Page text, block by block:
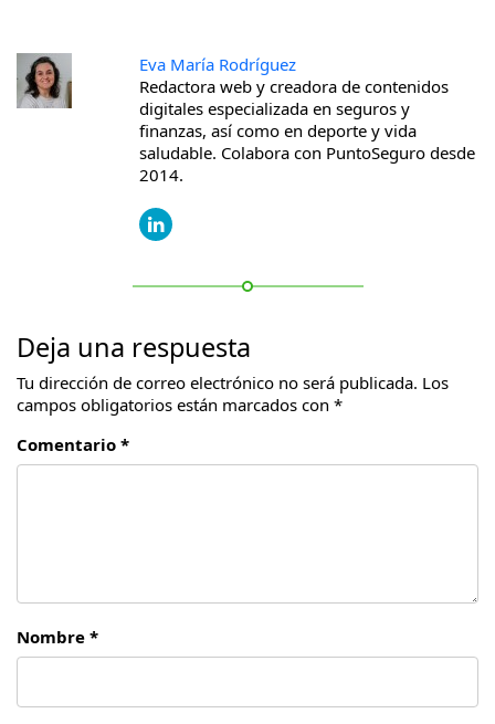
Eva María Rodríguez
Redactora web y creadora de contenidos
digitales especializada en seguros y
finanzas, así como en deporte y vida
saludable. Colabora con PuntoSeguro desde
2014.
Deja una respuesta
Tu dirección de correo electrónico no será publicada. Los
campos obligatorios están marcados con *
Comentario *
Nombre *